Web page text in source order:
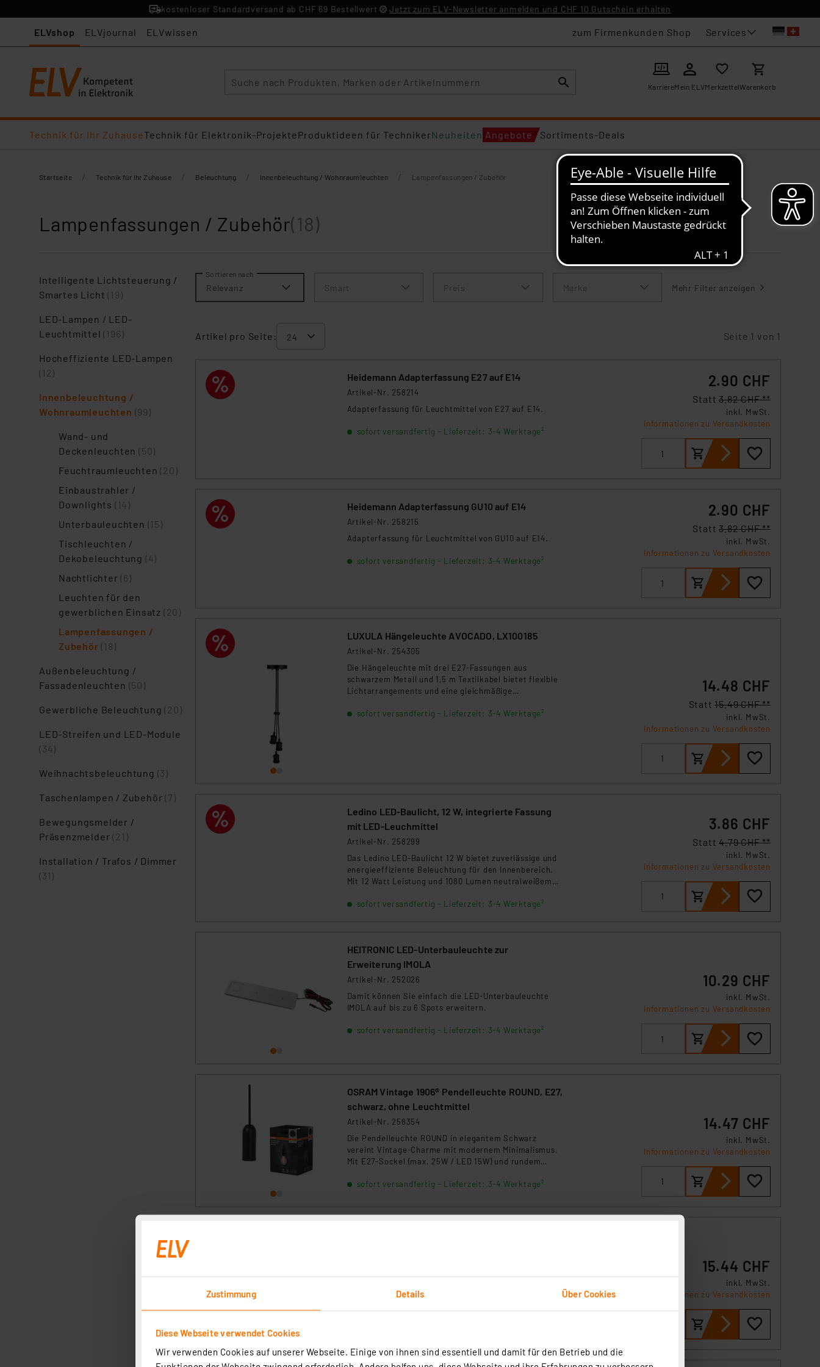
Zustimmung Details Über Cookies
Diese Webseite verwendet Cookies
Wir verwenden Cookies auf unserer Webseite. Einige von ihnen sind essentiell und damit für den Betrieb und die
kostenloser Standardversand ab CHF 69 Bestellwert Jetzt zum ELV-Newsletter anmelden und CHF 10 Gutschein erhalten
ELVshop ELVjournal ELVwissen zum Firmenkunden Shop Services
KarriereMein ELVMerkzettelWarenkorb
Technik für Ihr ZuhauseTechnik für Elektronik-ProjekteProduktideen für TechnikerNeuheiten Angebote Sortiments-Deals
Startseite / Technik für Ihr Zuhause / Beleuchtung / Innenbeleuchtung / Wohnraumleuchten / Lampenfassungen / Zubehör
Lampenfassungen / Zubehör(18)
Intelligente Lichtsteuerung /
Smartes Licht(19)
LED-Lampen / LED-
Leuchtmittel(196)
Hocheffiziente LED-Lampen
(12)
Innenbeleuchtung /
Wohnraumleuchten (99)
Wand- und
Deckenleuchten(50)
Feuchtraumleuchten(20)
Einbaustrahler /
Downlights (14)
Unterbauleuchten (15)
Tischleuchten /
Dekobeleuchtung (4)
Nachtlichter(6)
Leuchten für den
gewerblichen Einsatz (20)
Lampenfassungen /
Zubehör(18)
Außenbeleuchtung /
Fassadenleuchten (50)
Gewerbliche Beleuchtung(20)
LED-Streifen und LED-Module
(34)
Weihnachtsbeleuchtung (3)
Taschenlampen / Zubehör(7)
Bewegungsmelder /
Präsenzmelder(21)
Installation / Trafos / Dimmer
(31)
Sortieren nach
Relevanz Smart Preis Marke Mehr Filter anzeigen
Artikel pro Seite: Seite 1 von 1
Heidemann Adapterfassung E27 auf E14
Artikel-Nr. 258214
Adapterfassung für Leuchtmittel von E27 auf E14.
sofort versandfertig - Lieferzeit: 3-4 Werktage²
2.90 CHF
Statt3.82 CHF **
inkl. MwSt.
Informationen zu Versandkosten
Heidemann Adapterfassung GU10 auf E14
Artikel-Nr. 258215
Adapterfassung für Leuchtmittel von GU10 auf E14.
sofort versandfertig - Lieferzeit: 3-4 Werktage²
2.90 CHF
Statt3.82 CHF **
inkl. MwSt.
Informationen zu Versandkosten
LUXULA Hängeleuchte AVOCADO, LX100185
Artikel-Nr. 254305
Die Hängeleuchte mit drei E27-Fassungen aus
schwarzem Metall und 1,5 m Textilkabel bietet flexible
Lichtarrangements und eine gleichmäßige
sofort versandfertig - Lieferzeit: 3-4 Werktage²
14.48 CHF
Statt15.49 CHF **
inkl. MwSt.
Informationen zu Versandkosten
Ledino LED-Baulicht, 12 W, integrierte Fassung
mit LED-Leuchmittel
Artikel-Nr. 258299
Das Ledino LED-Baulicht 12 W bietet zuverlässige und
energieeffiziente Beleuchtung für den Innenbereich.
Mit 12 Watt Leistung und 1080 Lumen neutralweißem
weite Abstrahlwinkel bietet breite Lichtverteilung
sofort versandfertig - Lieferzeit: 3-4 Werktage²
3.86 CHF
Statt4.79 CHF **
inkl. MwSt.
Informationen zu Versandkosten
HEITRONIC LED-Unterbauleuchte zur
Erweiterung IMOLA
Artikel-Nr. 252026
Damit können Sie einfach die LED-Unterbauleuchte
IMOLA auf bis zu 6 Spots erweitern.
sofort versandfertig - Lieferzeit: 3-4 Werktage²
10.29 CHF
inkl. MwSt.
Informationen zu Versandkosten
OSRAM Vintage 1906® Pendelleuchte ROUND, E27,
schwarz, ohne Leuchtmittel
Artikel-Nr. 258354
Die Pendelleuchte ROUND in elegantem Schwarz
vereint Vintage-Charme mit modernem Minimalismus.
Mit E27-Sockel (max. 25W / LED 15W) und rundem
dekorativen 1906-Vintage-Leuchten oder smarten
sofort versandfertig - Lieferzeit: 3-4 Werktage²
14.47 CHF
inkl. MwSt.
Informationen zu Versandkosten
hochwertige Leuchtenhalterung im Industrie-Stil mit
15.44 CHF
inkl. MwSt.
Informationen zu Versandkosten